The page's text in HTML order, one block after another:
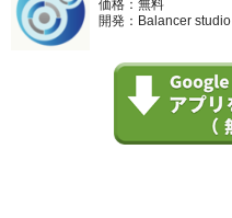
価格：無料
開発：Balancer studio